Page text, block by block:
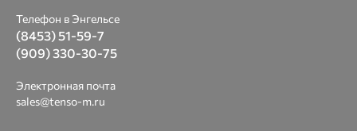
Телефон в Энгельсе
(8453) 51-59-7
(909) 330-30-75
Электронная почта
sales@tenso-m.ru